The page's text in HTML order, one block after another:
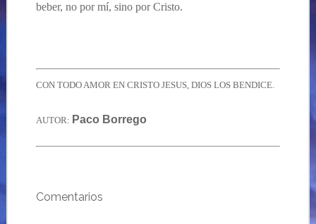
beber, no por mí, sino por Cristo.
CON TODO AMOR EN CRISTO JESUS, DIOS LOS BENDICE.
AUTOR: Paco Borrego
Comentarios